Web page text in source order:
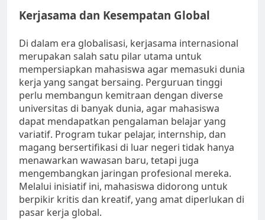
Kerjasama dan Kesempatan Global
Di dalam era globalisasi, kerjasama internasional
merupakan salah satu pilar utama untuk
mempersiapkan mahasiswa agar memasuki dunia
kerja yang sangat bersaing. Perguruan tinggi
perlu membangun kemitraan dengan diverse
universitas di banyak dunia, agar mahasiswa
dapat mendapatkan pengalaman belajar yang
variatif. Program tukar pelajar, internship, dan
magang bersertifikasi di luar negeri tidak hanya
menawarkan wawasan baru, tetapi juga
mengembangkan jaringan profesional mereka.
Melalui inisiatif ini, mahasiswa didorong untuk
berpikir kritis dan kreatif, yang amat diperlukan di
pasar kerja global.